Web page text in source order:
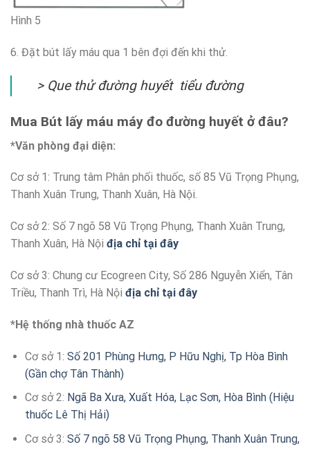
Hình 5
6. Đặt bút lấy máu qua 1 bên đợi đến khi thử.
> Que thử đường huyết tiểu đường
Mua Bút lấy máu máy đo đường huyết ở đâu?
*Văn phòng đại diện:
Cơ sở 1: Trung tâm Phân phối thuốc, số 85 Vũ Trọng Phụng,
Thanh Xuân Trung, Thanh Xuân, Hà Nội.
Cơ sở 2: Số 7 ngõ 58 Vũ Trọng Phụng, Thanh Xuân Trung,
Thanh Xuân, Hà Nội địa chỉ tại đây
Cơ sở 3: Chung cư Ecogreen City, Số 286 Nguyễn Xiển, Tân
Triều, Thanh Trì, Hà Nội địa chỉ tại đây
*Hệ thống nhà thuốc AZ
Cơ sở 1: Số 201 Phùng Hưng, P Hữu Nghị, Tp Hòa Bình
(Gần chợ Tân Thành)
Cơ sở 2: Ngã Ba Xưa, Xuất Hóa, Lạc Sơn, Hòa Bình (Hiệu
thuốc Lê Thị Hải)
Cơ sở 3: Số 7 ngõ 58 Vũ Trọng Phụng, Thanh Xuân Trung,